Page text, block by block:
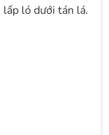
ló dưới tán lá.